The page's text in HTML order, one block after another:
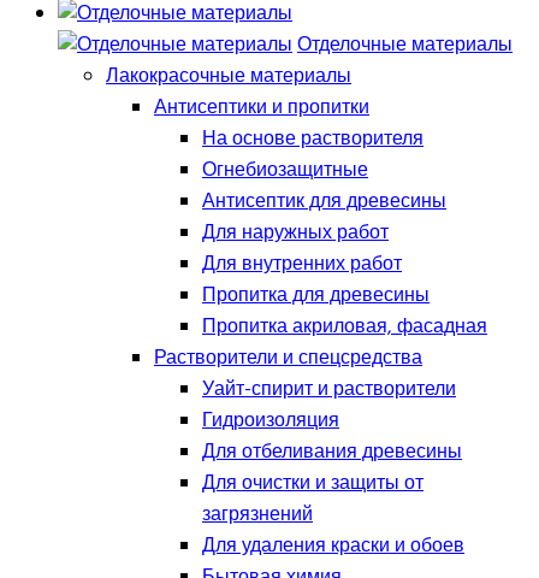
Отделочные материалы
Лакокрасочные материалы
Антисептики и пропитки
На основе растворителя
Огнебиозащитные
Антисептик для древесины
Для наружных работ
Для внутренних работ
Пропитка для древесины
Пропитка акриловая, фасадная
Растворители и спецсредства
Уайт-спирит и растворители
Гидроизоляция
Для отбеливания древесины
Для очистки и защиты от
загрязнений
Для удаления краски и обоев